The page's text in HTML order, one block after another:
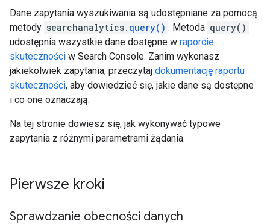
Dane zapytania wyszukiwania są udostępniane za pomocą
metody searchanalytics. query() . Metoda query()
udostępnia wszystkie dane dostępne w raporcie
skuteczności w Search Console. Zanim wykonasz
jakiekolwiek zapytania, przeczytaj dokumentację raportu
skuteczności, aby dowiedzieć się, jakie dane są dostępne
i co one oznaczają.
Na tej stronie dowiesz się, jak wykonywać typowe
zapytania z różnymi parametrami żądania.
Pierwsze kroki
Sprawdzanie obecności danych